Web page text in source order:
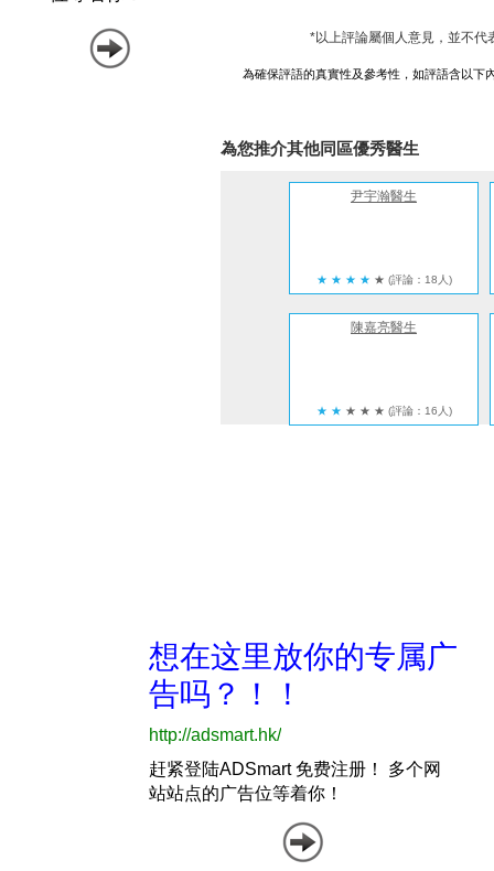
*以上評論屬個人意見，並不代
為確保評語的真實性及參考性，如評語含以下
為您推介其他同區優秀醫生
尹宇瀚醫生
★ ★ ★ ★ ★ (評論：18人)
陳嘉亮醫生
★ ★ ★ ★ ★ (評論：16人)